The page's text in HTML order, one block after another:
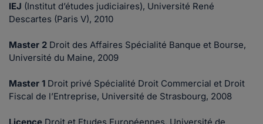
IEJ (Institut d’études judiciaires), Université René
Descartes (Paris V), 2010
Master 2 Droit des Affaires Spécialité Banque et Bourse,
Université du Maine, 2009
Master 1 Droit privé Spécialité Droit Commercial et Droit
Fiscal de l’Entreprise, Université de Strasbourg, 2008